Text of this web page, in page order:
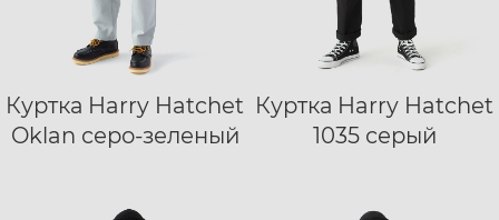
Куртка Harry Hatchet
Oklan серо-зеленый
XS S M
L
XL
XXL
Куртка Harry Hatchet
1035 серый
S M L
XL
XXL
XXXL